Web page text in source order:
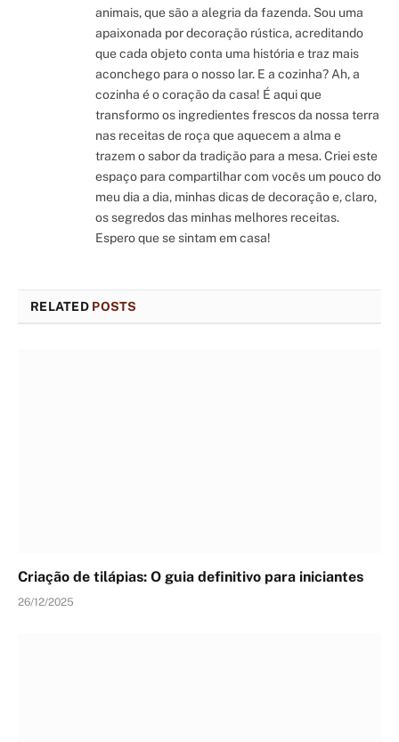
animais, que são a alegria da fazenda. Sou uma
apaixonada por decoração rústica, acreditando
que cada objeto conta uma história e traz mais
aconchego para o nosso lar. E a cozinha? Ah, a
cozinha é o coração da casa! É aqui que
transformo os ingredientes frescos da nossa terra
nas receitas de roça que aquecem a alma e
trazem o sabor da tradição para a mesa. Criei este
espaço para compartilhar com vocês um pouco do
meu dia a dia, minhas dicas de decoração e, claro,
os segredos das minhas melhores receitas.
Espero que se sintam em casa!
RELATED POSTS
Criação de tilápias: O guia definitivo para iniciantes
26/12/2025